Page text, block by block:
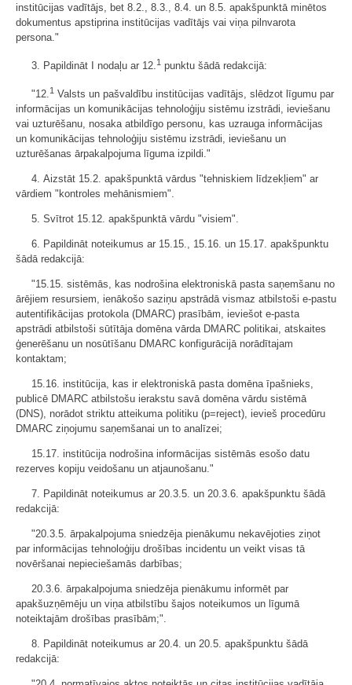
institūcijas vadītājs, bet 8.2., 8.3., 8.4. un 8.5. apakšpunktā minētos
dokumentus apstiprina institūcijas vadītājs vai viņa pilnvarota
persona."
3. Papildināt I nodaļu ar 12. 1 punktu šādā redakcijā:
"12.1 Valsts un pašvaldību institūcijas vadītājs, slēdzot līgumu par
informācijas un komunikācijas tehnoloģiju sistēmu izstrādi, ieviešanu
vai uzturēšanu, nosaka atbildīgo personu, kas uzrauga informācijas
un komunikācijas tehnoloģiju sistēmu izstrādi, ieviešanu un
uzturēšanas ārpakalpojuma līguma izpildi."
4. Aizstāt 15.2. apakšpunktā vārdus "tehniskiem līdzekļiem" ar
vārdiem "kontroles mehānismiem".
5. Svītrot 15.12. apakšpunktā vārdu "visiem".
6. Papildināt noteikumus ar 15.15., 15.16. un 15.17. apakšpunktu
šādā redakcijā:
"15.15. sistēmās, kas nodrošina elektroniskā pasta saņemšanu no
ārējiem resursiem, ienākošo saziņu apstrādā vismaz atbilstoši e-pastu
autentifikācijas protokola (DMARC) prasībām, ieviešot e-pasta
apstrādi atbilstoši sūtītāja domēna vārda DMARC politikai, atskaites
ģenerēšanu un nosūtīšanu DMARC konfigurācijā norādītajam
kontaktam;
15.16. institūcija, kas ir elektroniskā pasta domēna īpašnieks,
publicē DMARC atbilstošu ierakstu savā domēna vārdu sistēmā
(DNS), norādot striktu atteikuma politiku (p=reject), ievieš procedūru
DMARC ziņojumu saņemšanai un to analīzei;
15.17. institūcija nodrošina informācijas sistēmās esošo datu
rezerves kopiju veidošanu un atjaunošanu."
7. Papildināt noteikumus ar 20.3.5. un 20.3.6. apakšpunktu šādā
redakcijā:
"20.3.5. ārpakalpojuma sniedzēja pienākumu nekavējoties ziņot
par informācijas tehnoloģiju drošības incidentu un veikt visas tā
novēršanai nepieciešamās darbības;
20.3.6. ārpakalpojuma sniedzēja pienākumu informēt par
apakšuzņēmēju un viņa atbilstību šajos noteikumos un līgumā
noteiktajām drošības prasībām;".
8. Papildināt noteikumus ar 20.4. un 20.5. apakšpunktu šādā
redakcijā: